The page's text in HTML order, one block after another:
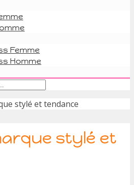
Femme
Homme
stylé et tendance
stylé et